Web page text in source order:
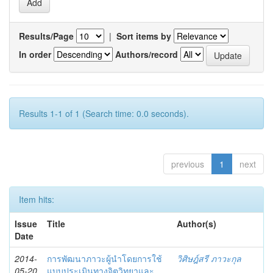
Results/Page | Sort items by
In order
Authors/record
Results 1-1 of 1 (Search time: 0.0 seconds).
previous 1 next
Item hits:
Issue
Date
Title Author(s)
2014-
05-20
การพัฒนาภาวะผู้นำโดยการใช้
แบบประเมินทางจิตวิทยาและ
วิศิษฎ์สรี ภาวะกุล